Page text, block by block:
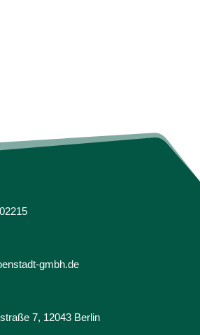
gmbh.de
7, 12043 Berlin